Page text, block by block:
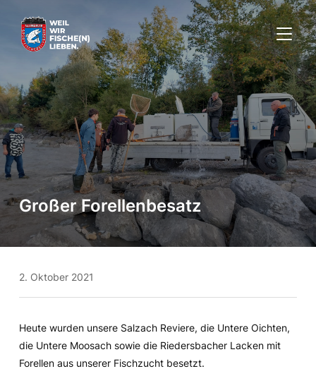
Großer Forellenbesatz
2. Oktober 2021
Heute wurden unsere Salzach Reviere, die Untere Oichten,
die Untere Moosach sowie die Riedersbacher Lacken mit
Forellen aus unserer Fischzucht besetzt.